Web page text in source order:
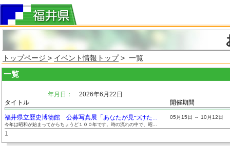
トップページ > イベント情報トップ> 一覧
一覧
年月日：
2026年6月22日
タイトル
開催期間
福井県立歴史博物館 公募写真展「あなたが見つけた... 05月15日 ～ 10月12日
今年は昭和が始まってからちょうど１００年です。時の流れの中で、昭...
1